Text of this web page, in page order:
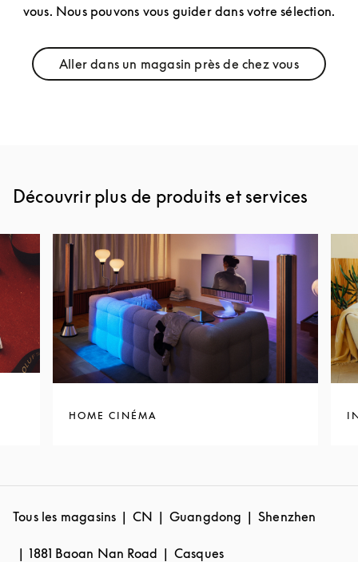
vous. Nous pouvons vous guider dans votre sélection.
Aller dans un magasin près de chez vous
Link Opens in New Tab
Découvrir plus de produits et services
HOME CINÉMA
Tous les magasins CN Guangdong Shenzhen
1881 Baoan Nan Road Casques